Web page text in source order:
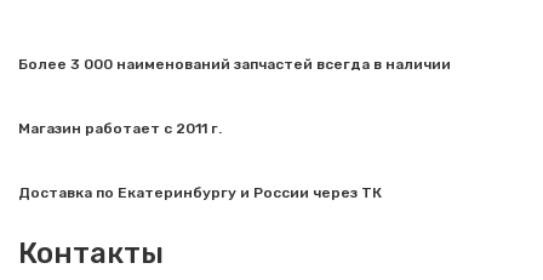
Более 3 000 наименований запчастей всегда в наличии
Магазин работает с 2011 г.
Доставка по Екатеринбургу и России через ТК
Контакты